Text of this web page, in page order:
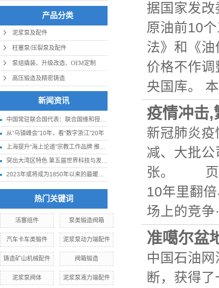
产品分类
泥浆泵及配件
柱塞泵/压裂泵及配件
泵组撬装、升级改造、OEM定制
高压锻造及精密铸造
新闻资讯
中国常驻联合国代表：联合国维和授权应更贴近实际
从“乌镇峰会”10年，看“数字浙江”20年
上海提升“海上论道”宗教工作品牌 推进我国宗教中国化走深走实
突出大湾区特色 第五届世界科技与发展论坛11月下旬在深圳举行
2023年或将成为1850年以来的最暖年份
热门关键词
活塞组件 泵类锻造阀箱
汽车卡车类锻件 泥浆泵动力端配件
铸造矿山机械配件 阀箱锻造
泥浆泵阀体 泥浆泵液力端配件
据国家发
原油前10
法》和《
价格不作
央国库。 本
疫情冲击,
新冠肺炎
减、大批
张。 页岩
10年里翻
场上的竞争
准噶尔盆
中国石油
断，获得